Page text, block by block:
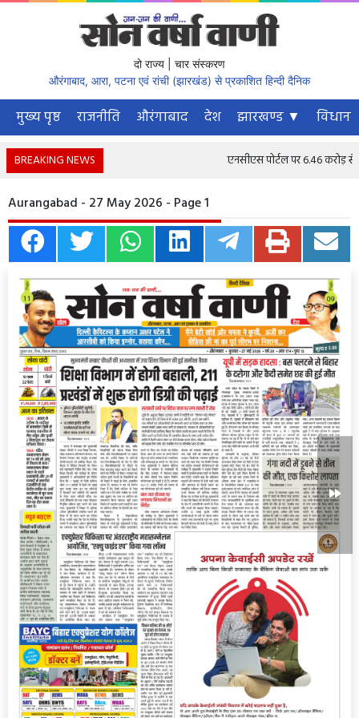
दो राज्य | चार संस्करण
औरंगाबाद, आरा, पटना एवं रांची (झारखंड) से प्रकाशित हिन्दी दैनिक
मुख्य पृष्ठ राजनीति औरंगाबाद देश झारखण्ड ▼
BREAKING NEWS एनसीएस पोर्टल पर 6.46 करोड़ से
Aurangabad - 27 May 2026 - Page 1